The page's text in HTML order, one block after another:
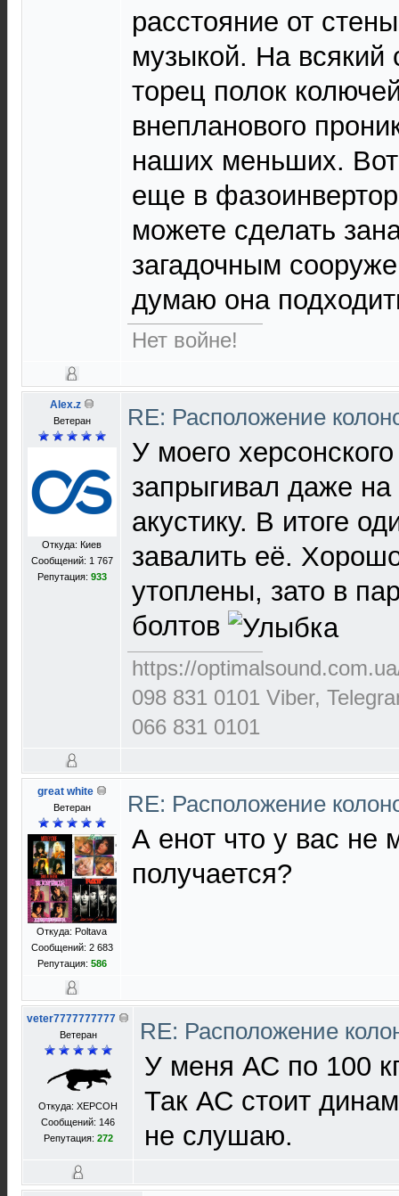
расстояние от
музыкой. На всякий
торец полок
внепланового
наших меньших.
еще в
можете сделать
загадочным
думаю она
Нет войне!
Alex.z
Ветеран
Откуда: Киев
Сообщений: 1 767
Репутация: 933
RE: Расположение
У моего
запрыгивал даже
акустику. В итоге
завалить её.
утоплены, зато в
болтов
https://
098 831 0101 Viber,
066 831 0101
great white
Ветеран
Откуда: Poltava
Сообщений: 2 683
Репутация: 586
RE: Расположение
А енот что у вас не
получается?
veter7777777777
Ветеран
Откуда: XEРСОН
Сообщений: 146
Репутация: 272
RE: Расположение
У меня АС по 100
Так АС стоит
не слушаю.